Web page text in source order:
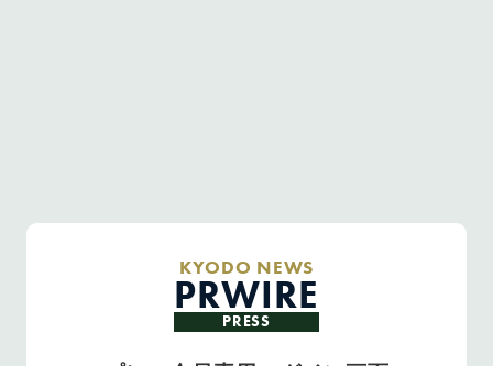
KYODO NEWS
PRWIRE
PRESS